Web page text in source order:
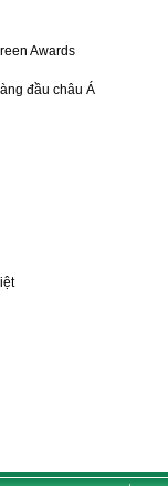
Awards
đầu châu Á